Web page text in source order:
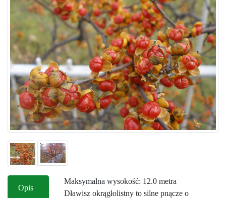
Opis
Maksymalna wysokość: 12.0 metra
Dławisz okrągłolistny to silne pnącze o